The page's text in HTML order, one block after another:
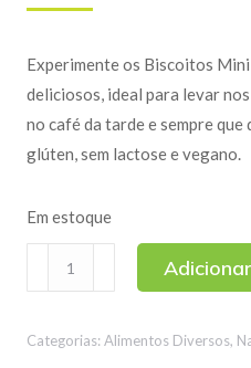
Experimente os Biscoitos
deliciosos, ideal para levar
no café da tarde e sempre que
glúten, sem lactose e vegano.
Em estoque
Mini
Vegano
Categorias: Alimentos Diversos,